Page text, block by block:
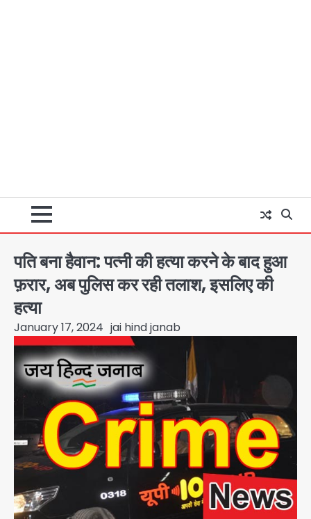
पति बना हैवान: पत्नी की हत्या करने के बाद हुआ
फ़रार, अब पुलिस कर रही तलाश, इसलिए की
हत्या
January 17, 2024 jai hind janab